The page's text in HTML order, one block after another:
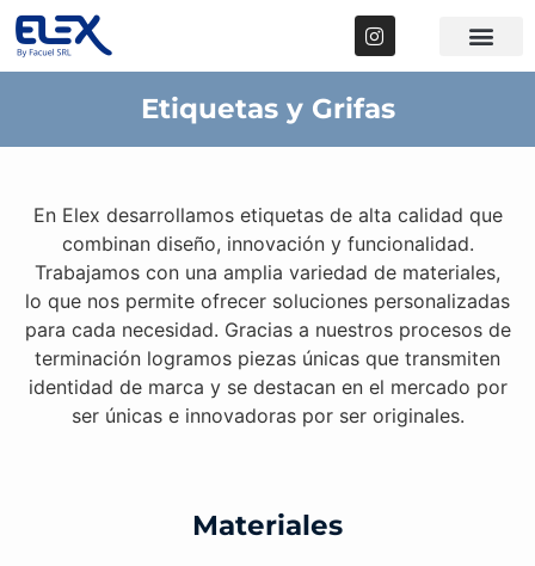
Etiquetas y Grifas
En Elex desarrollamos etiquetas de alta calidad que
combinan diseño, innovación y funcionalidad.
Trabajamos con una amplia variedad de materiales,
lo que nos permite ofrecer soluciones personalizadas
para cada necesidad. Gracias a nuestros procesos de
terminación logramos piezas únicas que transmiten
identidad de marca y se destacan en el mercado por
ser únicas e innovadoras por ser originales.
Materiales